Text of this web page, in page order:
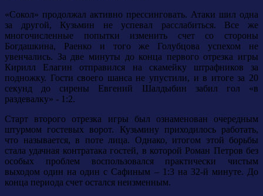
«Сокол» продолжал активно прессинговать. Атаки шил одна
за другой, Кузьмин не успевал расслабиться. Все же
многочисленные попытки изменить счет со стороны
Богдашкина, Раенко и того же Голубцова успехом не
увенчались. За две минуты до конца первого отрезка игры
Кирилл Елагин отправился на скамейку штрафников за
подножку. Гости своего шанса не упустили, и в итоге за 20
секунд до сирены Евгений Шалдыбин забил гол «в
раздевалку» - 1:2.
Старт второго отрезка игры был ознаменован очередным
штурмом гостевых ворот. Кузьмину приходилось работать,
что называется, в поте лица. Однако, итогом этой борьбы
стала удачная контратака гостей, в которой Роман Петров без
особых проблем воспользовался практически чистым
выходом один на один с Сафиным – 1:3 на 32-й минуте. До
конца периода счет остался неизменным.